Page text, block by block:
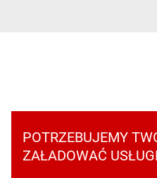
POTRZEBUJEMY
ZAŁADOWAĆ